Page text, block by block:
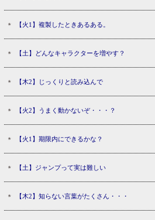
【火1】複製したときあるある。
【土】どんなキャラクターを増やす？
【木2】じっくりと読み込んで
【火2】うまく動かないぞ・・・？
【火1】期限内にできるかな？
【土】ジャンプって実は難しい
【木2】知らない言葉がたくさん・・・